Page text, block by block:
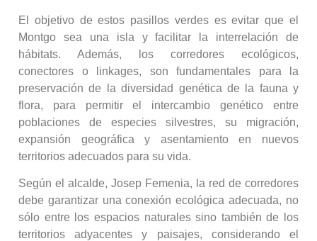
El objetivo de estos pasillos verdes es evitar que el
Montgo sea una isla y facilitar la interrelación de
hábitats. Además, los corredores ecológicos,
conectores o linkages, son fundamentales para la
preservación de la diversidad genética de la fauna y
flora, para permitir el intercambio genético entre
poblaciones de especies silvestres, su migración,
expansión geográfica y asentamiento en nuevos
territorios adecuados para su vida.
Según el alcalde, Josep Femenia, la red de corredores
debe garantizar una conexión ecológica adecuada, no
sólo entre los espacios naturales sino también de los
territorios adyacentes y paisajes, considerando el